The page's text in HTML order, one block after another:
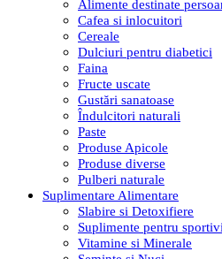
Alimente destinate
Cafea si inlocuitori
Cereale
Dulciuri pentru diabetici
Faina
Fructe uscate
Gustări sanatoase
Îndulcitori naturali
Paste
Produse Apicole
Produse diverse
Pulberi naturale
Suplimentare Alimentare
Slabire si Detoxifiere
Suplimente pentru sportivi
Vitamine si Minerale